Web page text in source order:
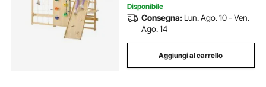
Disponibile
Consegna: Lun. Ago. 10 - Ven.
Ago. 14
Aggiungi al carrello